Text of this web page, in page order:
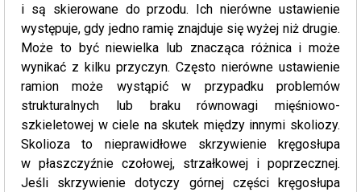
i są skierowane do przodu. Ich nierówne ustawienie
występuje, gdy jedno ramię znajduje się wyżej niż drugie.
Może to być niewielka lub znacząca różnica i może
wynikać z kilku przyczyn. Często nierówne ustawienie
ramion może wystąpić w przypadku problemów
strukturalnych lub braku równowagi mięśniowo-
szkieletowej w ciele na skutek między innymi skoliozy.
Skolioza to nieprawidłowe skrzywienie kręgosłupa
w płaszczyźnie czołowej, strzałkowej i poprzecznej.
Jeśli skrzywienie dotyczy górnej części kręgosłupa